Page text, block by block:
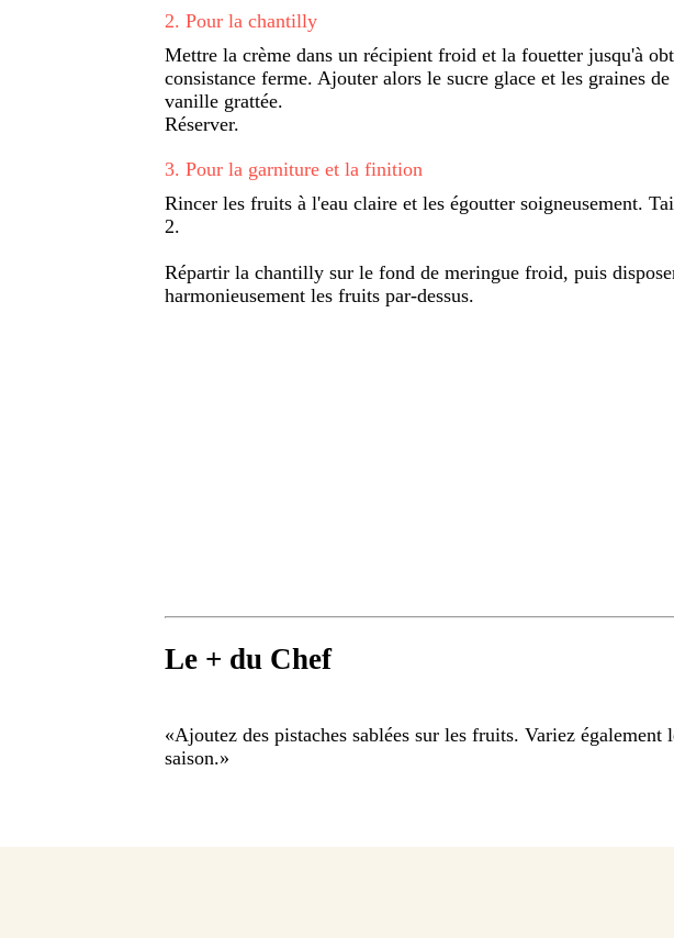
2. Pour la chantilly
Mettre la crème dans un récipient froid et la fouetter jusqu'à
consistance ferme. Ajouter alors le sucre glace et les graines de
vanille grattée.
Réserver.
3. Pour la garniture et la finition
Rincer les fruits à l'eau claire et les égoutter soigneusement.
2.
Répartir la chantilly sur le fond de meringue froid, puis
harmonieusement les fruits par-dessus.
Le + du Chef
«Ajoutez des pistaches sablées sur les fruits. Variez également
saison.»